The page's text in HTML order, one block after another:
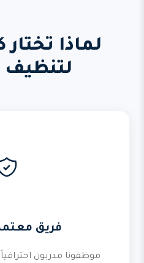
لماذا
فريق
موظفونا مدربون